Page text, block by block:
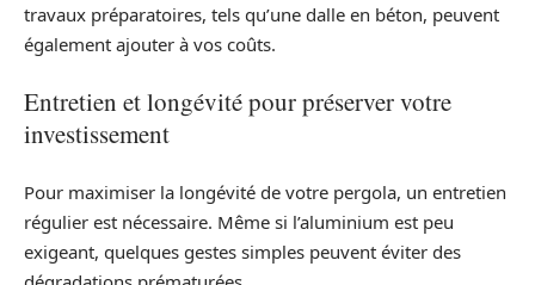
travaux préparatoires, tels qu’une dalle en béton, peuvent
également ajouter à vos coûts.
Entretien et longévité pour préserver votre
investissement
Pour maximiser la longévité de votre pergola, un entretien
régulier est nécessaire. Même si l’aluminium est peu
exigeant, quelques gestes simples peuvent éviter des